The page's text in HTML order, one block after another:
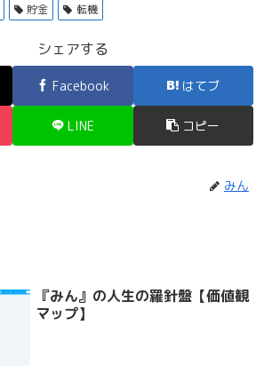
貯金 転機
シェアする
Facebook はてブ
LINE コピー
みん
『みん』の人生の羅針盤【価値観
マップ】